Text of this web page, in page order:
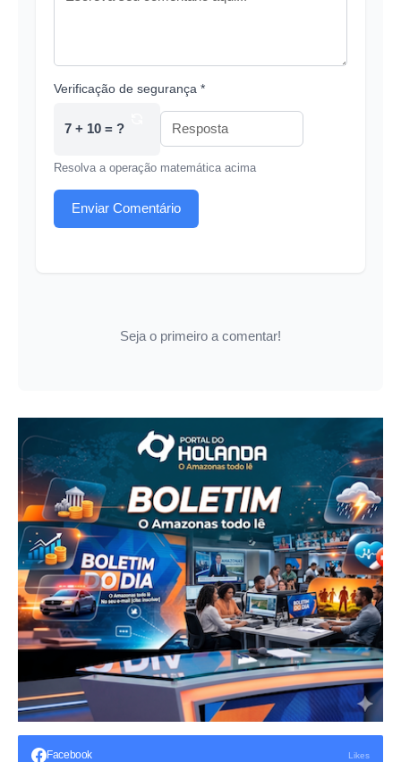
Verificação de segurança *
7 + 10 = ?
Resolva a operação matemática acima
Enviar Comentário
Seja o primeiro a comentar!
Facebook Likes